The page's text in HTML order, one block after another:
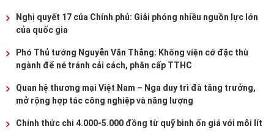
Nghị quyết 17 của Chính phủ: Giải phóng nhiều nguồn lực lớn
của quốc gia
Phó Thủ tướng Nguyễn Văn Thắng: Không viện cớ đặc thù
ngành để né tránh cải cách, phân cấp TTHC
Quan hệ thương mại Việt Nam – Nga duy trì đà tăng trưởng,
mở rộng hợp tác công nghiệp và năng lượng
Chính thức chi 4.000-5.000 đồng từ quỹ bình ổn giá với mỗi lít